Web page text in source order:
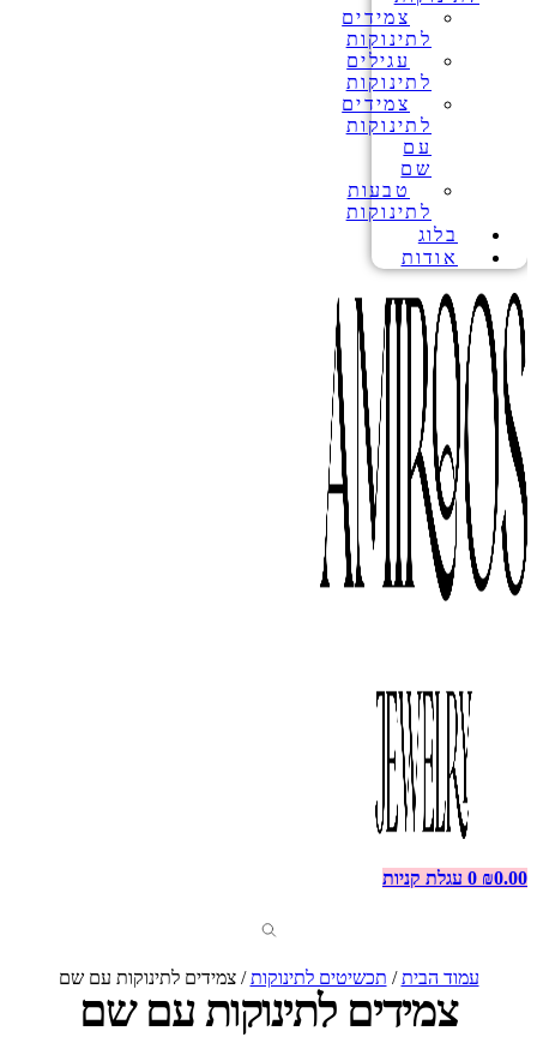
צמידים
לתינוקות
עגילים
לתינוקות
צמידים
לתינוקות
עם
שם
טבעות
לתינוקות
בלוג
אודות
₪0.00
0 עגלת קניות
עמוד הבית/ תכשיטים לתינוקות/ צמידים לתינוקות עם שם
צמידים לתינוקות עם שם